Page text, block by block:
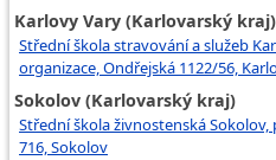
Karlovy Vary (Karlovarský kraj)
Střední škola stravování a služeb
organizace, Ondřejská 1122/56,
Sokolov (Karlovarský kraj)
Střední škola živnostenská
716, Sokolov